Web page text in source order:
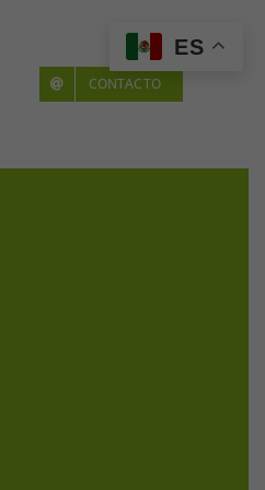
CONTACTO
ES